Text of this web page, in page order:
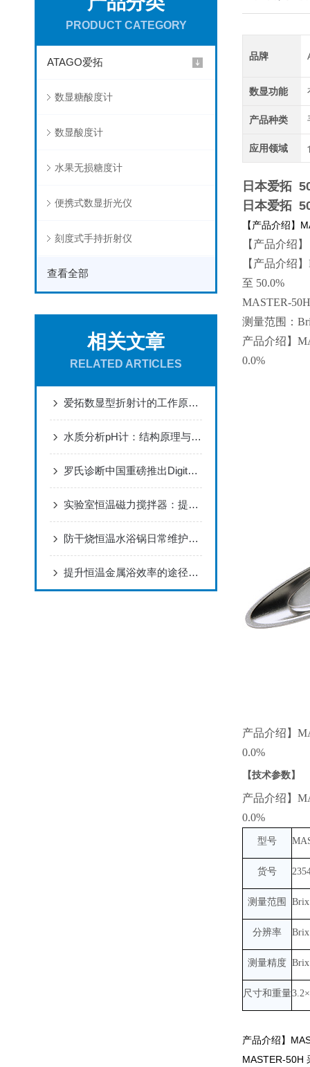
PRODUCT CATEGORY
ATAGO爱拓
数显糖酸度计
数显酸度计
水果无损糖度计
便携式数显折光仪
刻度式手持折射仪
查看全部
相关文章
RELATED ARTICLES
爱拓数显型折射计的工作原理和使用方法介绍
水质分析pH计：结构原理与整体技术详解
罗氏诊断中国重磅推出Digital LightCycler系统
实验室恒温磁力搅拌器：提升实验效率的工具
防干烧恒温水浴锅日常维护要点
提升恒温金属浴效率的途径有哪些
品牌
数显功能
产品种类
应用领域
日本爱拓
日本爱拓
【产品介绍】
【产品介绍】
【产品介绍
至 50.0%
MASTER-
测量范围：
产品介绍】
0.0%
产品介绍】
0.0%
【技术参数】
产品介绍】
0.0%
型号
货号
测量范围
分辨率
测量精度
尺寸和重量
产品介绍】
MASTER-50H